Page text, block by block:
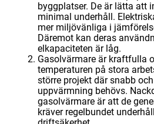
byggplatser. De är lätta att
minimal underhåll.
mer miljövänliga i
Däremot kan deras
elkapaciteten är låg.
Gasolvärmare är kraftfulla
temperaturen på stora
större projekt där snabb
uppvärmning behövs.
gasolvärmare är att de
kräver regelbundet